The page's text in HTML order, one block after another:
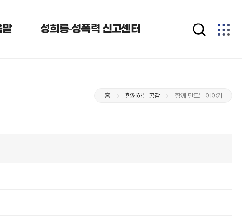
말 성희롱-성폭력 신고센터
홈 함께하는 공감 함께 만드는 이야기